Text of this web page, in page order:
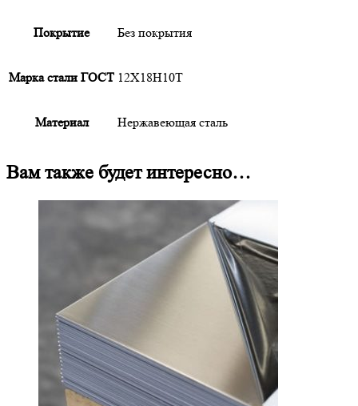
Покрытие Без покрытия
Марка стали ГОСТ 12Х18Н10Т
Материал Нержавеющая сталь
Вам также будет интересно…